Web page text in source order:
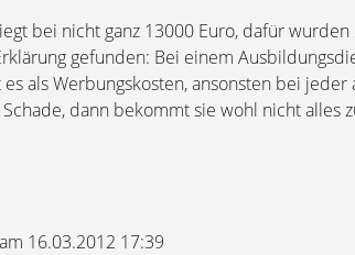
bei nicht ganz 13000 Euro, dafür
gefunden: Bei einem
als Werbungskosten, ansonsten bei
dann bekommt sie wohl nicht alles
16.03.2012 17:39